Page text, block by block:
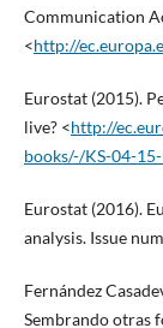
Communication
<http://
Eurostat (2015).
live? <http://
books/-/KS-04-
Eurostat (2016).
analysis. Issue
Fernández
Sembrando otras